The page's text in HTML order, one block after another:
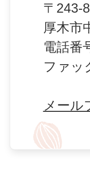
〒243-
厚木市
電話番
ファッ
メール